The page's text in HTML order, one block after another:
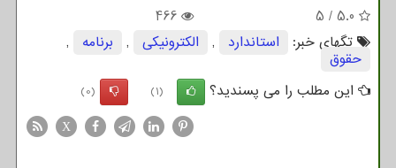
5.0
/
5
466
تگهای خبر:
استاندارد , الكترونیكی , برنامه ,
حقوق
این مطلب را می پسندید؟
(1)
(0)
X